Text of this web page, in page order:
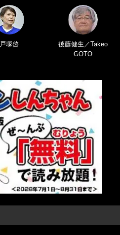
戸塚啓
後藤健生／Takeo
GOTO